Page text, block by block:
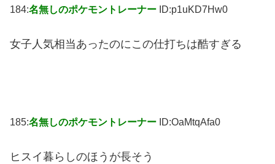
184:名無しのポケモントレーナー ID:p1uKD7Hw0
女子人気相当あったのにこの仕打ちは酷すぎる
185:名無しのポケモントレーナー ID:OaMtqAfa0
ヒスイ暮らしのほうが長そう